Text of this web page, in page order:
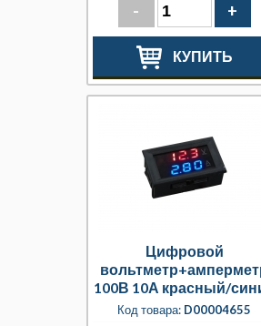
- +
КУПИТЬ
Цифровой
100В 10А красный/
светодиодный
Код товара: D00004655